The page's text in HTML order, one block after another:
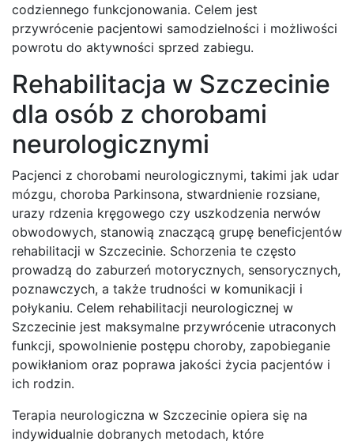
codziennego funkcjonowania. Celem jest
przywrócenie pacjentowi samodzielności i możliwości
powrotu do aktywności sprzed zabiegu.
Rehabilitacja w Szczecinie
dla osób z chorobami
neurologicznymi
Pacjenci z chorobami neurologicznymi, takimi jak udar
mózgu, choroba Parkinsona, stwardnienie rozsiane,
urazy rdzenia kręgowego czy uszkodzenia nerwów
obwodowych, stanowią znaczącą grupę beneficjentów
rehabilitacji w Szczecinie. Schorzenia te często
prowadzą do zaburzeń motorycznych, sensorycznych,
poznawczych, a także trudności w komunikacji i
połykaniu. Celem rehabilitacji neurologicznej w
Szczecinie jest maksymalne przywrócenie utraconych
funkcji, spowolnienie postępu choroby, zapobieganie
powikłaniom oraz poprawa jakości życia pacjentów i
ich rodzin.
Terapia neurologiczna w Szczecinie opiera się na
indywidualnie dobranych metodach, które